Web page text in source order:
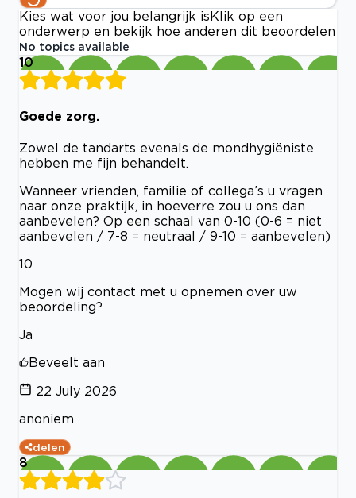
Kies wat voor jou belangrijk is Klik op een
onderwerp en bekijk hoe anderen dit beoordelen
No topics available
10
Goede zorg.
Zowel de tandarts evenals de mondhygiëniste
hebben me fijn behandelt.
Wanneer vrienden, familie of collega’s u vragen
naar onze praktijk, in hoeverre zou u ons dan
aanbevelen? Op een schaal van 0-10 (0-6 = niet
aanbevelen / 7-8 = neutraal / 9-10 = aanbevelen)
10
Mogen wij contact met u opnemen over uw
beoordeling?
Ja
Beveelt aan
22 July 2026
anoniem
delen
8